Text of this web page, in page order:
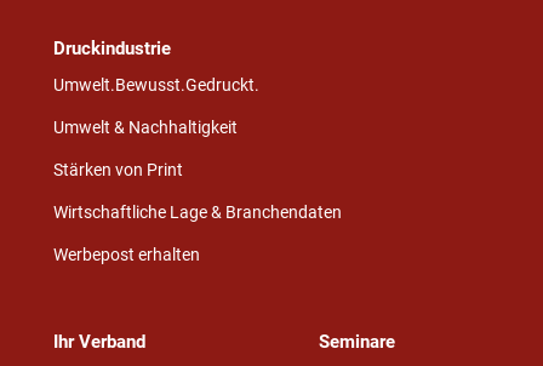
Druckindustrie
Umwelt.Bewusst.Gedruckt.
Umwelt & Nachhaltigkeit
Stärken von Print
Wirtschaftliche Lage & Branchendaten
Werbepost erhalten
Ihr Verband Seminare